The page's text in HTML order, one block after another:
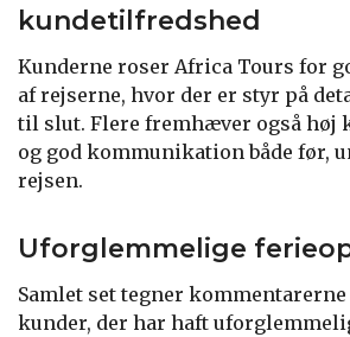
kundetilfredshed
Kunderne roser Africa Tours for
af rejserne, hvor der er styr på
til slut. Flere fremhæver også høj
og god kommunikation både før,
rejsen.
Uforglemmelige
Samlet set tegner
kunder, der har haft